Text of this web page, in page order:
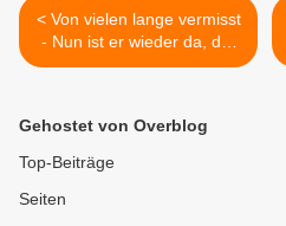
< Von vielen lange vermisst
- Nun ist er wieder da, der
Biergarten am Main in
Gehostet von Overblog
Top-Beiträge
Seiten